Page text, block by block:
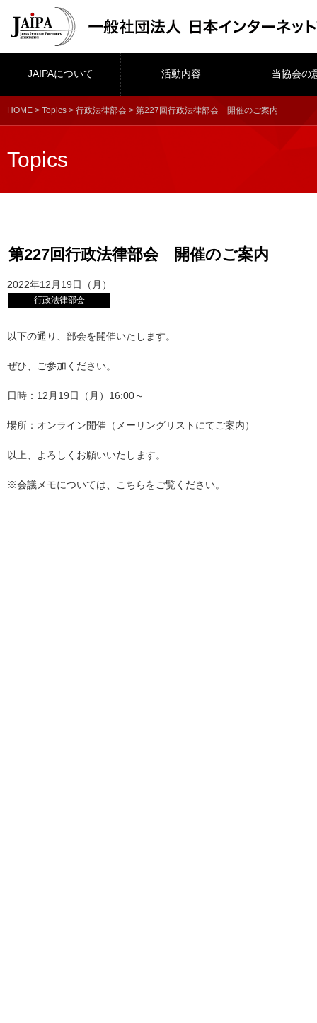
JAIPAについて 活動内容 当協会の
HOME > Topics > 行政法律部会 > 第227回行政法律部会 開催のご案内
Topics
第227回行政法律部会 開催のご案内
2022年12月19日（月）
行政法律部会
以下の通り、部会を開催いたします。
ぜひ、ご参加ください。
日時：12月19日（月）16:00～
場所：オンライン開催（メーリングリストにてご案内）
以上、よろしくお願いいたします。
※会議メモについては、 こちらをご覧ください。